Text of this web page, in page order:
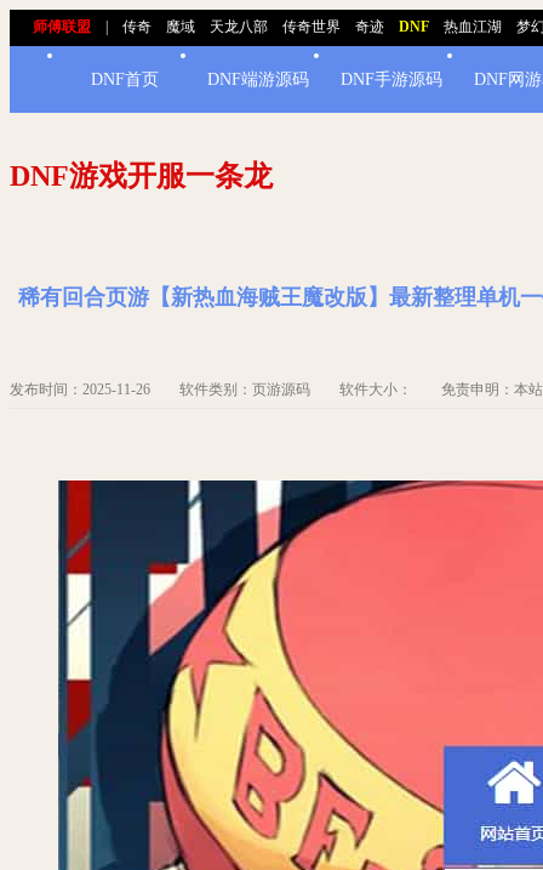
师傅联盟 传奇 魔域 天龙八部 传奇世界 奇迹 DNF 热血江湖 梦
DNF首页 DNF端游源码 DNF手游源码 DNF网
DNF游戏开服一条龙
稀有回合页游【新热血海贼王魔改版】最新整理单机
发布时间：2025-11-26 软件类别：页游源码 软件大小： 免责申明：本站